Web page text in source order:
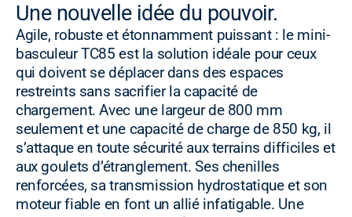
Une nouvelle idée du pouvoir.
Agile, robuste et étonnamment puissant : le mini-
basculeur TC85 est la solution idéale pour ceux
qui doivent se déplacer dans des espaces
restreints sans sacrifier la capacité de
chargement. Avec une largeur de 800 mm
seulement et une capacité de charge de 850 kg, il
s’attaque en toute sécurité aux terrains difficiles et
aux goulets d’étranglement. Ses chenilles
renforcées, sa transmission hydrostatique et son
moteur fiable en font un allié infatigable. Une